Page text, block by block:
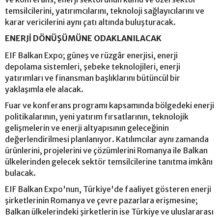
temsilcilerini, yatırımcılarını, teknoloji sağlayıcılarını ve
karar vericilerini aynı çatı altında buluşturacak.
ENERJİ DÖNÜŞÜMÜNE ODAKLANILACAK
EIF Balkan Expo; güneş ve rüzgâr enerjisi, enerji
depolama sistemleri, şebeke teknolojileri, enerji
yatırımları ve finansman başlıklarını bütüncül bir
yaklaşımla ele alacak.
Fuar ve konferans programı kapsamında bölgedeki enerji
politikalarının, yeni yatırım fırsatlarının, teknolojik
gelişmelerin ve enerji altyapısının geleceğinin
değerlendirilmesi planlanıyor. Katılımcılar aynı zamanda
ürünlerini, projelerini ve çözümlerini Romanya ile Balkan
ülkelerinden gelecek sektör temsilcilerine tanıtma imkânı
bulacak.
EIF Balkan Expo'nun, Türkiye'de faaliyet gösteren enerji
şirketlerinin Romanya ve çevre pazarlara erişmesine;
Balkan ülkelerindeki şirketlerin ise Türkiye ve uluslararası